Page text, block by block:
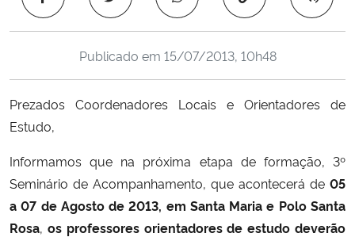
Ministério da Cidadania
Ministério da Saúde
Ministério de Minas e Energia
Ministério do Meio Ambiente
Ministério do Turismo
Publicado em 15/07/2013, 10h48
Prezados Coordenadores Locais e Orientadores de
Estudo,
Informamos que na próxima etapa de formação, 3º
Seminário de Acompanhamento, que acontecerá de 05
a 07 de Agosto de 2013, em Santa Maria e Polo Santa
Rosa, os professores orientadores de estudo deverão